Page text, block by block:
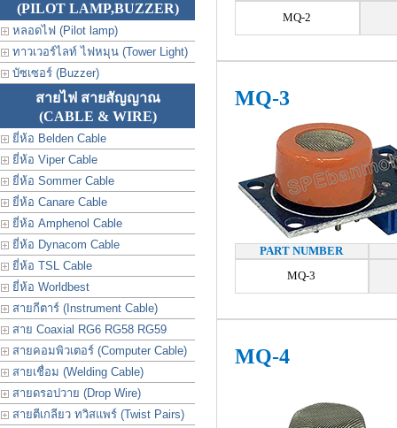
(PILOT LAMP,BUZZER)
หลอดไฟ (Pilot lamp)
ทาวเวอร์ไลท์ ไฟหมุน (Tower Light)
บัซเซอร์ (Buzzer)
สายไฟ สายสัญญาณ
(CABLE & WIRE)
ยี่ห้อ Belden Cable
ยี่ห้อ Viper Cable
ยี่ห้อ Sommer Cable
ยี่ห้อ Canare Cable
ยี่ห้อ Amphenol Cable
ยี่ห้อ Dynacom Cable
ยี่ห้อ TSL Cable
ยี่ห้อ Worldbest
สายกีตาร์ (Instrument Cable)
สาย Coaxial RG6 RG58 RG59
สายคอมพิวเตอร์ (Computer Cable)
สายเชื่อม (Welding Cable)
สายดรอปวาย (Drop Wire)
สายตีเกลียว ทวิสแพร์ (Twist Pairs)
MQ-2
MQ-3
PART NUMBER
MQ-3
MQ-4